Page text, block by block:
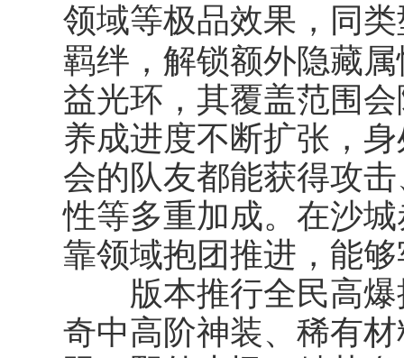
领域等极品效果，同
羁绊 ，解锁额外隐藏
益光环，其覆盖范围
养成进度不断扩张，
会的队友都能获得攻
性等多重加成。在沙
靠领域抱团推进，能
版本推行全民高爆
奇中高阶神装、稀有